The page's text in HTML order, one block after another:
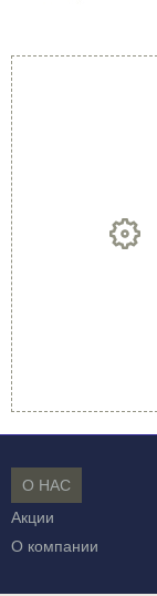
О НАС
Акции
О компании